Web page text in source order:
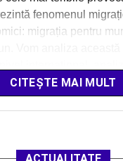
fenomenul
migrația pentru
CITEȘTE MAI MULT
ACTUALITATE